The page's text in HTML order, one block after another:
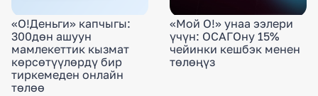
«О!Деньги» капчыгы:
300дөн ашуун
мамлекеттик кызмат
көрсөтүүлөрдү бир
тиркемеден онлайн
төлөө
«Мой О!» унаа ээлери
үчүн: ОСАГОну 15%
чейинки кешбэк менен
төлөңүз